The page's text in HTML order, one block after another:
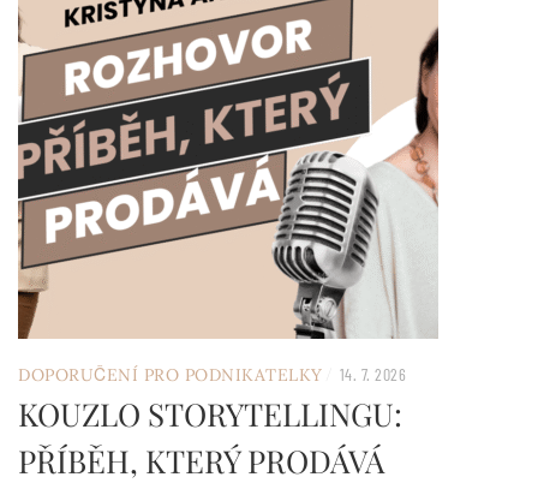
DOPORUČENÍ PRO PODNIKATELKY 14. 7. 2026
KOUZLO STORYTELLINGU:
PŘÍBĚH, KTERÝ PRODÁVÁ